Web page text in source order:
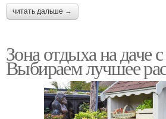
читать дальше →
Зона отдыха на даче
Выбираем лучшее